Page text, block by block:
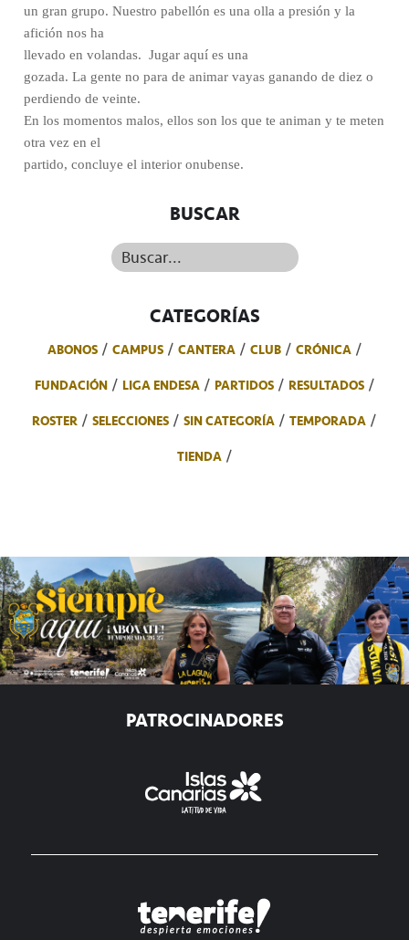
un gran grupo. Nuestro pabellón es una olla a presión y la
afición nos ha
llevado en volandas. Jugar aquí es una
gozada. La gente no para de animar vayas ganando de diez o
perdiendo de veinte.
En los momentos malos, ellos son los que te animan y te meten
otra vez en el
partido, concluye el interior onubense.
BUSCAR
Buscar...
CATEGORÍAS
ABONOS CAMPUS CANTERA CLUB
CRÓNICA
FUNDACIÓN
LIGA ENDESA PARTIDOS
RESULTADOS
ROSTER
SELECCIONES SIN CATEGORÍA
TEMPORADA
TIENDA
PATROCINADORES